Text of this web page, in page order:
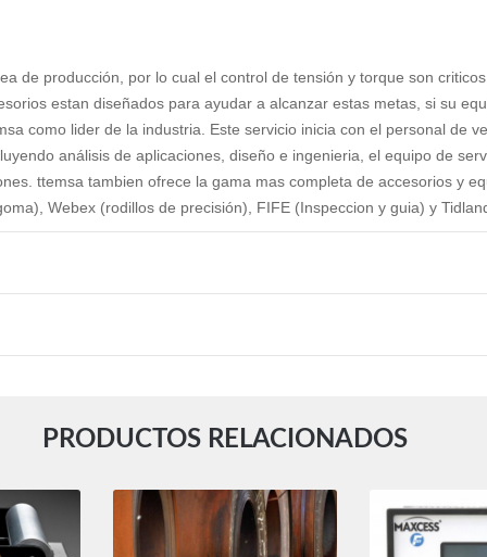
de producción, por lo cual el control de tensión y torque son
estan diseñados para ayudar a alcanzar estas metas, si su
como lider de la industria. Este servicio inicia con el personal de
análisis de aplicaciones, diseño e ingenieria, el equipo de
ttemsa tambien ofrece la gama mas completa de accesorios y
Webex (rodillos de precisión), FIFE (Inspeccion y guia) y
PRODUCTOS RELACIONADOS